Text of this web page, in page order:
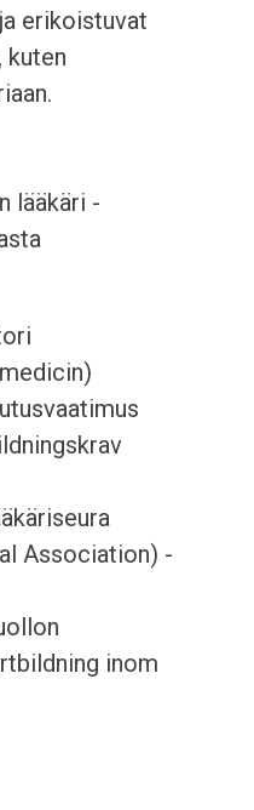
erikoistuvat
kuten
lääkäri -
Association) -
inom